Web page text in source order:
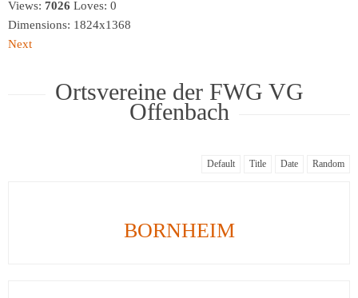
Views: 7026 Loves: 0
Dimensions: 1824x1368
Next
Ortsvereine der FWG VG
Offenbach
Default Title Date Random
BORNHEIM